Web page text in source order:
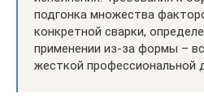
подгонка множества
конкретной сварки,
применении из-за формы –
жесткой профессиональной